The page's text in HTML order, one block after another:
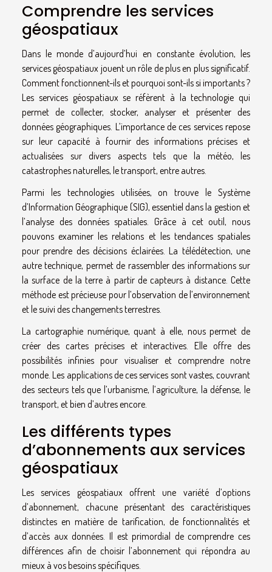
Comprendre les services
géospatiaux
Dans le monde d’aujourd’hui en constante évolution, les
services géospatiaux jouent un rôle de plus en plus significatif.
Comment fonctionnent-ils et pourquoi sont-ils si importants ?
Les services géospatiaux se réfèrent à la technologie qui
permet de collecter, stocker, analyser et présenter des
données géographiques. L’importance de ces services repose
sur leur capacité à fournir des informations précises et
actualisées sur divers aspects tels que la météo, les
catastrophes naturelles, le transport, entre autres.
Parmi les technologies utilisées, on trouve le Système
d’Information Géographique (SIG), essentiel dans la gestion et
l’analyse des données spatiales. Grâce à cet outil, nous
pouvons examiner les relations et les tendances spatiales
pour prendre des décisions éclairées. La télédétection, une
autre technique, permet de rassembler des informations sur
la surface de la terre à partir de capteurs à distance. Cette
méthode est précieuse pour l’observation de l’environnement
et le suivi des changements terrestres.
La cartographie numérique, quant à elle, nous permet de
créer des cartes précises et interactives. Elle offre des
possibilités infinies pour visualiser et comprendre notre
monde. Les applications de ces services sont vastes, couvrant
des secteurs tels que l’urbanisme, l’agriculture, la défense, le
transport, et bien d’autres encore.
Les différents types
d’abonnements aux services
géospatiaux
Les services géospatiaux offrent une variété d’options
d’abonnement, chacune présentant des caractéristiques
distinctes en matière de tarification, de fonctionnalités et
d’accès aux données. Il est primordial de comprendre ces
différences afin de choisir l’abonnement qui répondra au
mieux à vos besoins spécifiques.